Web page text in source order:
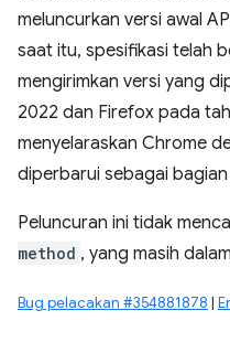
meluncurkan versi awal
saat itu, spesifikasi telah
mengirimkan versi yang
2022 dan Firefox pada
menyelaraskan Chrome
diperbarui sebagai
Peluncuran ini tidak
method , yang masih
Bug pelacakan #354881878 |